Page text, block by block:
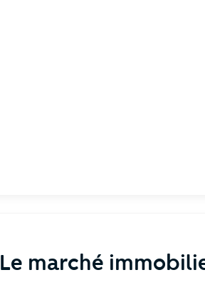
Le marché